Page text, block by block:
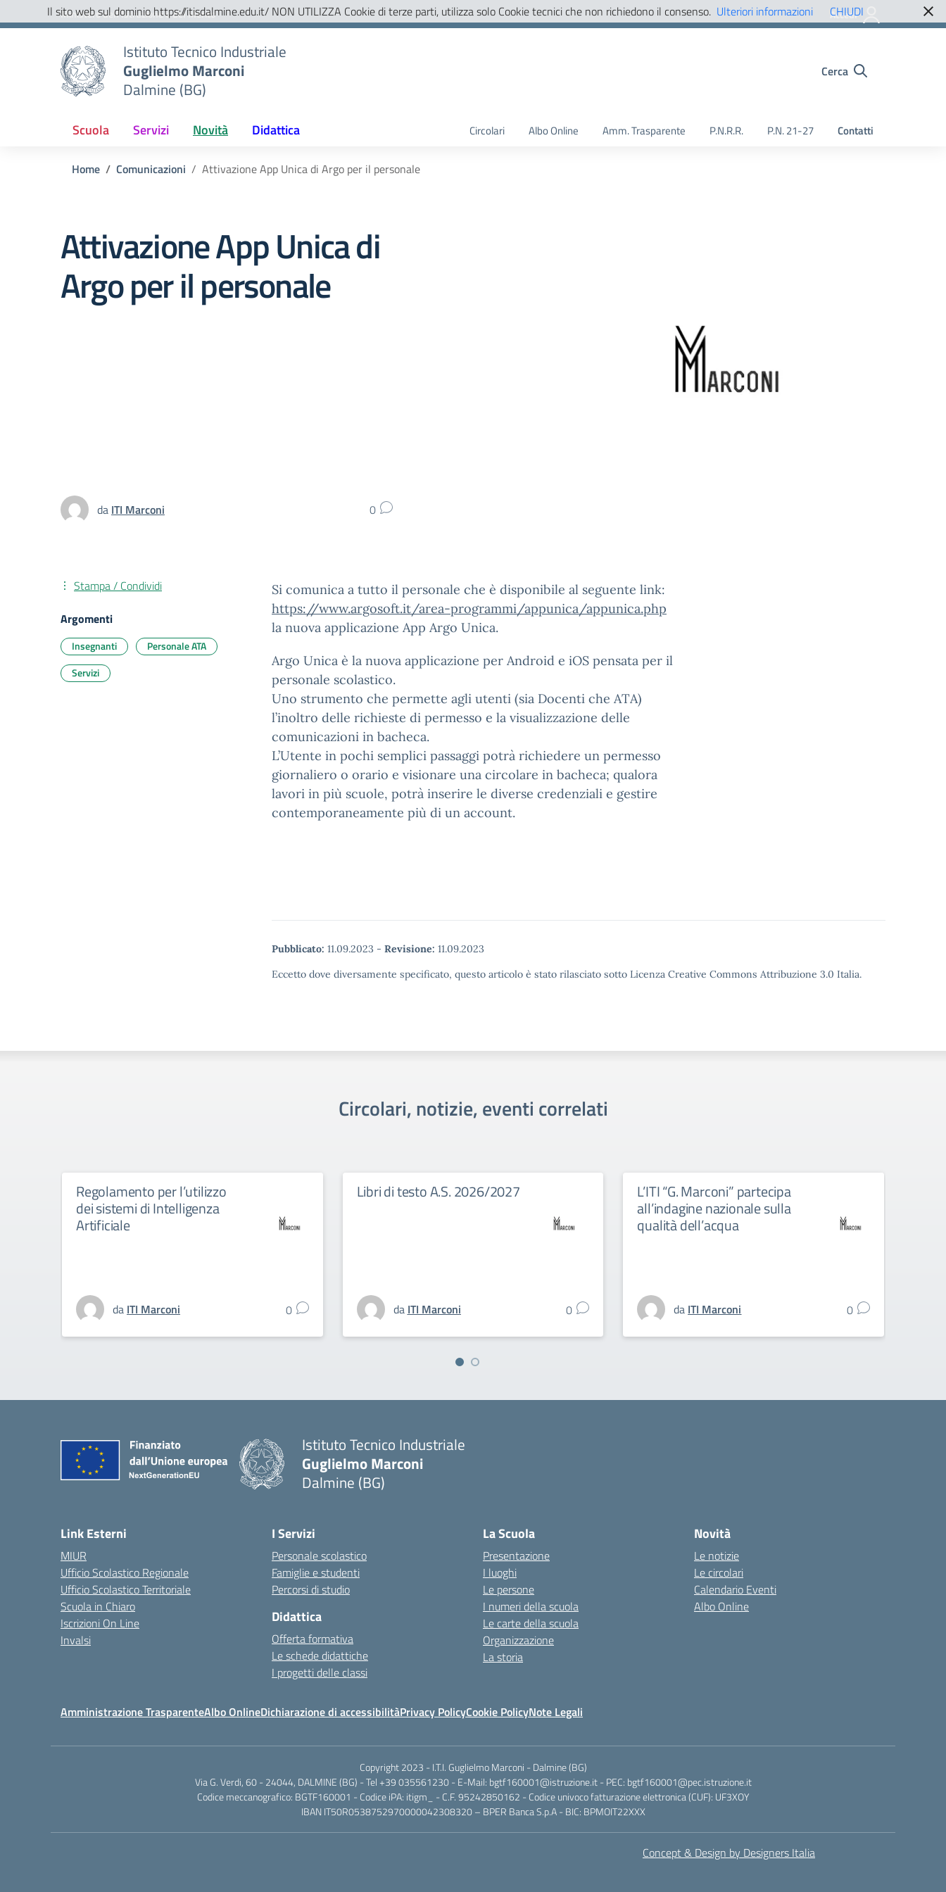
Vai ai contenuti
Vai al menu di navigazione
Vai al footer Ministero dell'Istruzione e del Merito Accedi
Istituto Tecnico Industriale
Guglielmo Marconi
Dalmine (BG)
Cerca
Scuola Servizi Novità Didattica Circolari Albo Online Amm. Trasparente P.N.R.R. P.N. 21-27 Contatti
Home Comunicazioni Attivazione App Unica di Argo per il personale
Attivazione App Unica di
Argo per il personale
da ITI Marconi 0
Si comunica a tutto il personale che è disponibile al seguente link:
https://www.argosoft.it/area-programmi/appunica/appunica.php
la nuova applicazione App Argo Unica.
Argo Unica è la nuova applicazione per Android e iOS pensata per il
personale scolastico.
Uno strumento che permette agli utenti (sia Docenti che ATA)
l’inoltro delle richieste di permesso e la visualizzazione delle
comunicazioni in bacheca.
L’Utente in pochi semplici passaggi potrà richiedere un permesso
giornaliero o orario e visionare una circolare in bacheca; qualora
lavori in più scuole, potrà inserire le diverse credenziali e gestire
contemporaneamente più di un account.
Pubblicato: 11.09.2023 - Revisione: 11.09.2023
Eccetto dove diversamente specificato, questo articolo è stato rilasciato sotto Licenza Creative Commons Attribuzione 3.0 Italia.
Stampa / Condividi
Argomenti
Insegnanti
Personale ATA
Servizi
Circolari, notizie, eventi correlati
Regolamento per l’utilizzo
dei sistemi di Intelligenza
Artificiale
da ITI Marconi 0
Libri di testo A.S. 2026/2027
da ITI Marconi 0
L’ITI “G. Marconi” partecipa
all’indagine nazionale sulla
qualità dell’acqua
da ITI Marconi 0
Istituto Tecnico Industriale
Guglielmo Marconi
Dalmine (BG)
Link Esterni
MIUR
Ufficio Scolastico Regionale
Ufficio Scolastico Territoriale
Scuola in Chiaro
Iscrizioni On Line
Invalsi
I Servizi
Personale scolastico
Famiglie e studenti
Percorsi di studio
Didattica
Offerta formativa
Le schede didattiche
I progetti delle classi
La Scuola
Presentazione
I luoghi
Le persone
I numeri della scuola
Le carte della scuola
Organizzazione
La storia
Novità
Le notizie
Le circolari
Calendario Eventi
Albo Online
Amministrazione TrasparenteAlbo OnlineDichiarazione di accessibilitàPrivacy PolicyCookie PolicyNote Legali
Copyright 2023 - I.T.I. Guglielmo Marconi - Dalmine (BG)
Via G. Verdi, 60 - 24044, DALMINE (BG) - Tel +39 035561230 - E-Mail: bgtf160001@istruzione.it - PEC: bgtf160001@pec.istruzione.it
Codice meccanografico: BGTF160001 - Codice iPA: itigm_ - C.F. 95242850162 - Codice univoco fatturazione elettronica (CUF): UF3XOY
IBAN IT50R0538752970000042308320 – BPER Banca S.p.A - BIC: BPMOIT22XXX
Concept & Design by Designers Italia
Il sito web sul dominio https://itisdalmine.edu.it/ NON UTILIZZA Cookie di terze parti, utilizza solo Cookie tecnici che non richiedono il consenso. Ulteriori informazioni CHIUDI